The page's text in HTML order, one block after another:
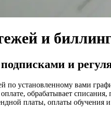
и
и
по установленному вами
обрабатывает
платы, оплаты обучения